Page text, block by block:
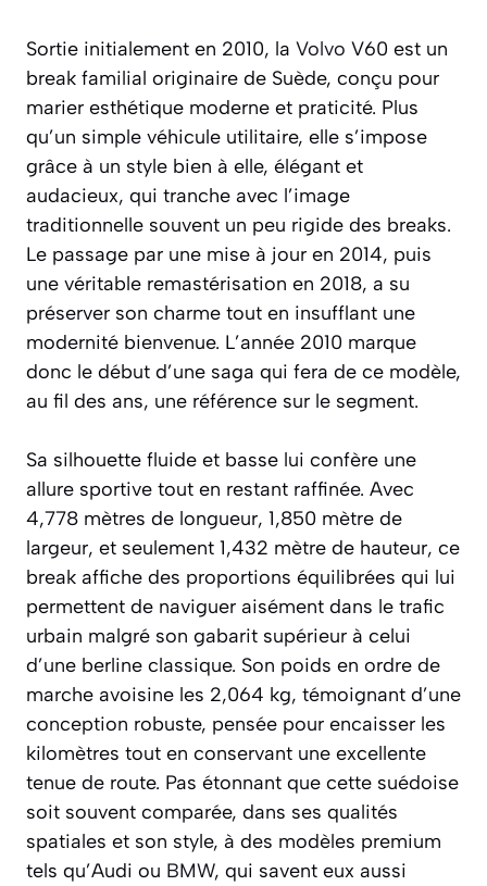
Sortie initialement en 2010, la Volvo V60 est un
break familial originaire de Suède, conçu pour
marier esthétique moderne et praticité. Plus
qu’un simple véhicule utilitaire, elle s’impose
grâce à un style bien à elle, élégant et
audacieux, qui tranche avec l’image
traditionnelle souvent un peu rigide des breaks.
Le passage par une mise à jour en 2014, puis
une véritable remastérisation en 2018, a su
préserver son charme tout en insufflant une
modernité bienvenue. L’année 2010 marque
donc le début d’une saga qui fera de ce modèle,
au fil des ans, une référence sur le segment.
Sa silhouette fluide et basse lui confère une
allure sportive tout en restant raffinée. Avec
4,778 mètres de longueur, 1,850 mètre de
largeur, et seulement 1,432 mètre de hauteur, ce
break affiche des proportions équilibrées qui lui
permettent de naviguer aisément dans le trafic
urbain malgré son gabarit supérieur à celui
d’une berline classique. Son poids en ordre de
marche avoisine les 2,064 kg, témoignant d’une
conception robuste, pensée pour encaisser les
kilomètres tout en conservant une excellente
tenue de route. Pas étonnant que cette suédoise
soit souvent comparée, dans ses qualités
spatiales et son style, à des modèles premium
tels qu’Audi ou BMW, qui savent eux aussi